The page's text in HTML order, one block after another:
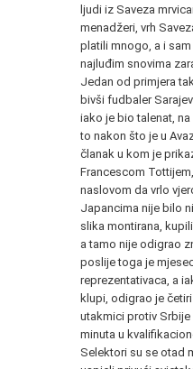
ljudi iz Saveza
menadžeri, vrh
platili mnogo, a i
najluđim snovima
Jedan od primjera
bivši fudbaler
iako je bio talenat,
to nakon što je u
članak u kom je
Francescom
naslovom da vrlo
Japancima nije bilo
slika montirana,
a tamo nije odigrao
poslije toga je
reprezentativaca, a
klupi, odigrao je
utakmici protiv Srbije
minuta u
Selektori su se otad